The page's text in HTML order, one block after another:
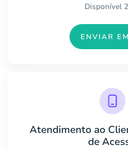
Disponível
ENVIAR
Atendimento ao
de